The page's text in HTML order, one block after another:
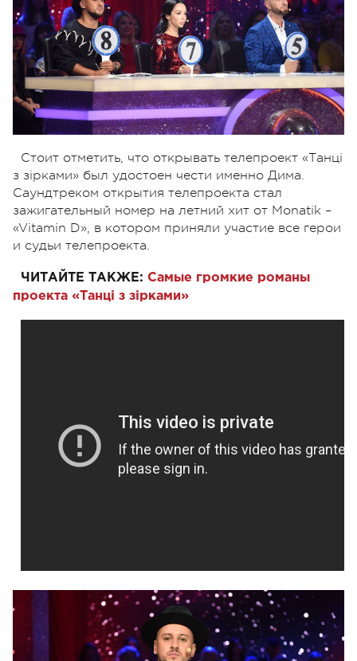
Стоит отметить, что открывать телепроект «Танці
з зірками» был удостоен чести именно Дима.
Саундтреком открытия телепроекта стал
зажигательный номер на летний хит от Monatik –
«Vitamin D», в котором приняли участие все герои
и судьи телепроекта.
ЧИТАЙТЕ ТАКЖЕ: Самые громкие романы
проекта «Танці з зірками»